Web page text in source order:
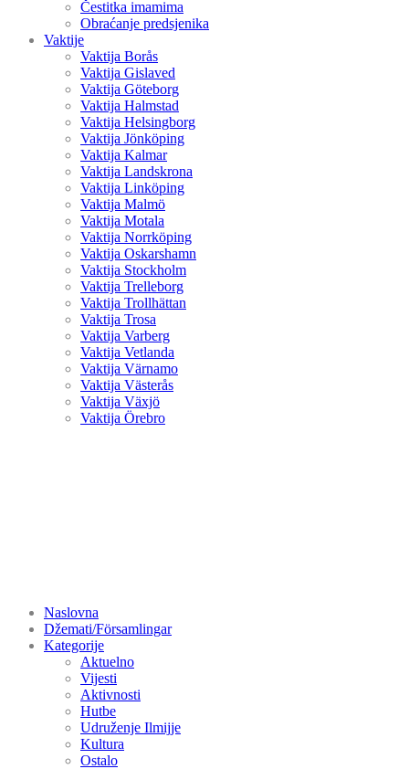
Čestitka imamima
Obraćanje predsjenika
Vaktije
Vaktija Borås
Vaktija Gislaved
Vaktija Göteborg
Vaktija Halmstad
Vaktija Helsingborg
Vaktija Jönköping
Vaktija Kalmar
Vaktija Landskrona
Vaktija Linköping
Vaktija Malmö
Vaktija Motala
Vaktija Norrköping
Vaktija Oskarshamn
Vaktija Stockholm
Vaktija Trelleborg
Vaktija Trollhättan
Vaktija Trosa
Vaktija Varberg
Vaktija Vetlanda
Vaktija Värnamo
Vaktija Västerås
Vaktija Växjö
Vaktija Örebro
Naslovna
Džemati/Församlingar
Kategorije
Aktuelno
Vijesti
Aktivnosti
Hutbe
Udruženje Ilmijje
Kultura
Ostalo